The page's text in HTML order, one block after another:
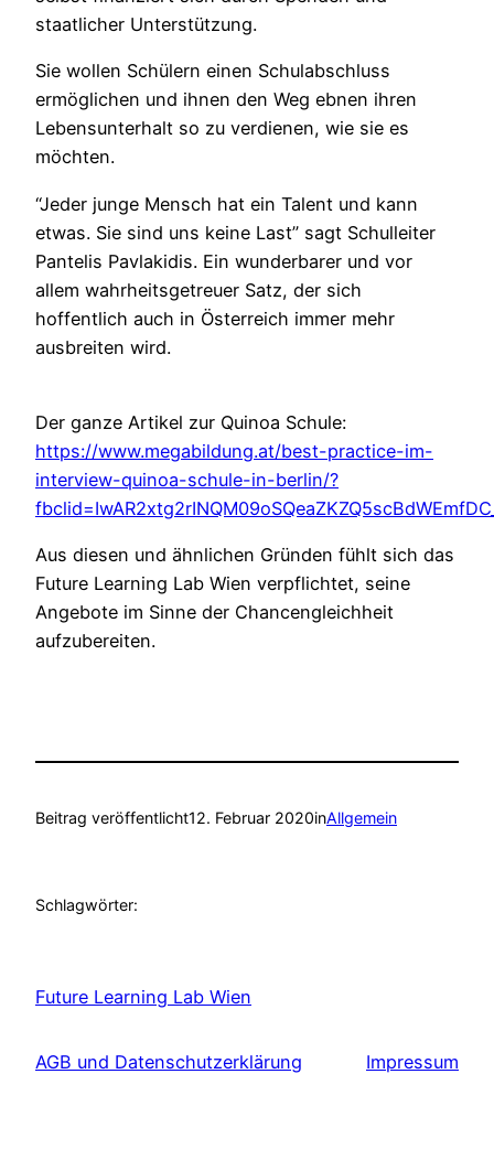
staatlicher Unterstützung.
Sie wollen Schülern einen Schulabschluss
ermöglichen und ihnen den Weg ebnen ihren
Lebensunterhalt so zu verdienen, wie sie es
möchten.
“Jeder junge Mensch hat ein Talent und kann
etwas. Sie sind uns keine Last” sagt Schulleiter
Pantelis Pavlakidis. Ein wunderbarer und vor
allem wahrheitsgetreuer Satz, der sich
hoffentlich auch in Österreich immer mehr
ausbreiten wird.
Der ganze Artikel zur Quinoa Schule:
https://www.megabildung.at/best-practice-im-
interview-quinoa-schule-in-berlin/?
Aus diesen und ähnlichen Gründen fühlt sich das
Future Learning Lab Wien verpflichtet, seine
Angebote im Sinne der Chancengleichheit
aufzubereiten.
Beitrag veröffentlicht12. Februar 2020inAllgemein
Schlagwörter:
Future Learning Lab Wien
AGB und Datenschutzerklärung Impressum